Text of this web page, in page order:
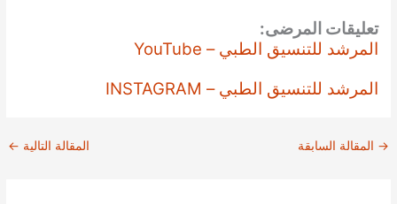
تعليقات المرضى:
المرشد للتنسيق الطبي – YouTube
المرشد للتنسيق الطبي – INSTAGRAM
→ المقالة السابقة المقالة التالية ←